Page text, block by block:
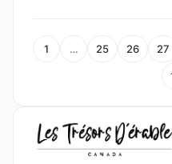
1 … 25 26 27